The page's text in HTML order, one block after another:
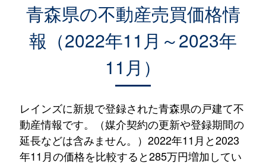
青森県の不動産売買価格情
報（2022年11月～2023年
11月）
レインズに新規で登録された青森県の戸建て不
動産情報です。（媒介契約の更新や登録期間の
延長などは含みません。）2022年11月と2023
年11月の価格を比較すると285万円増加してい